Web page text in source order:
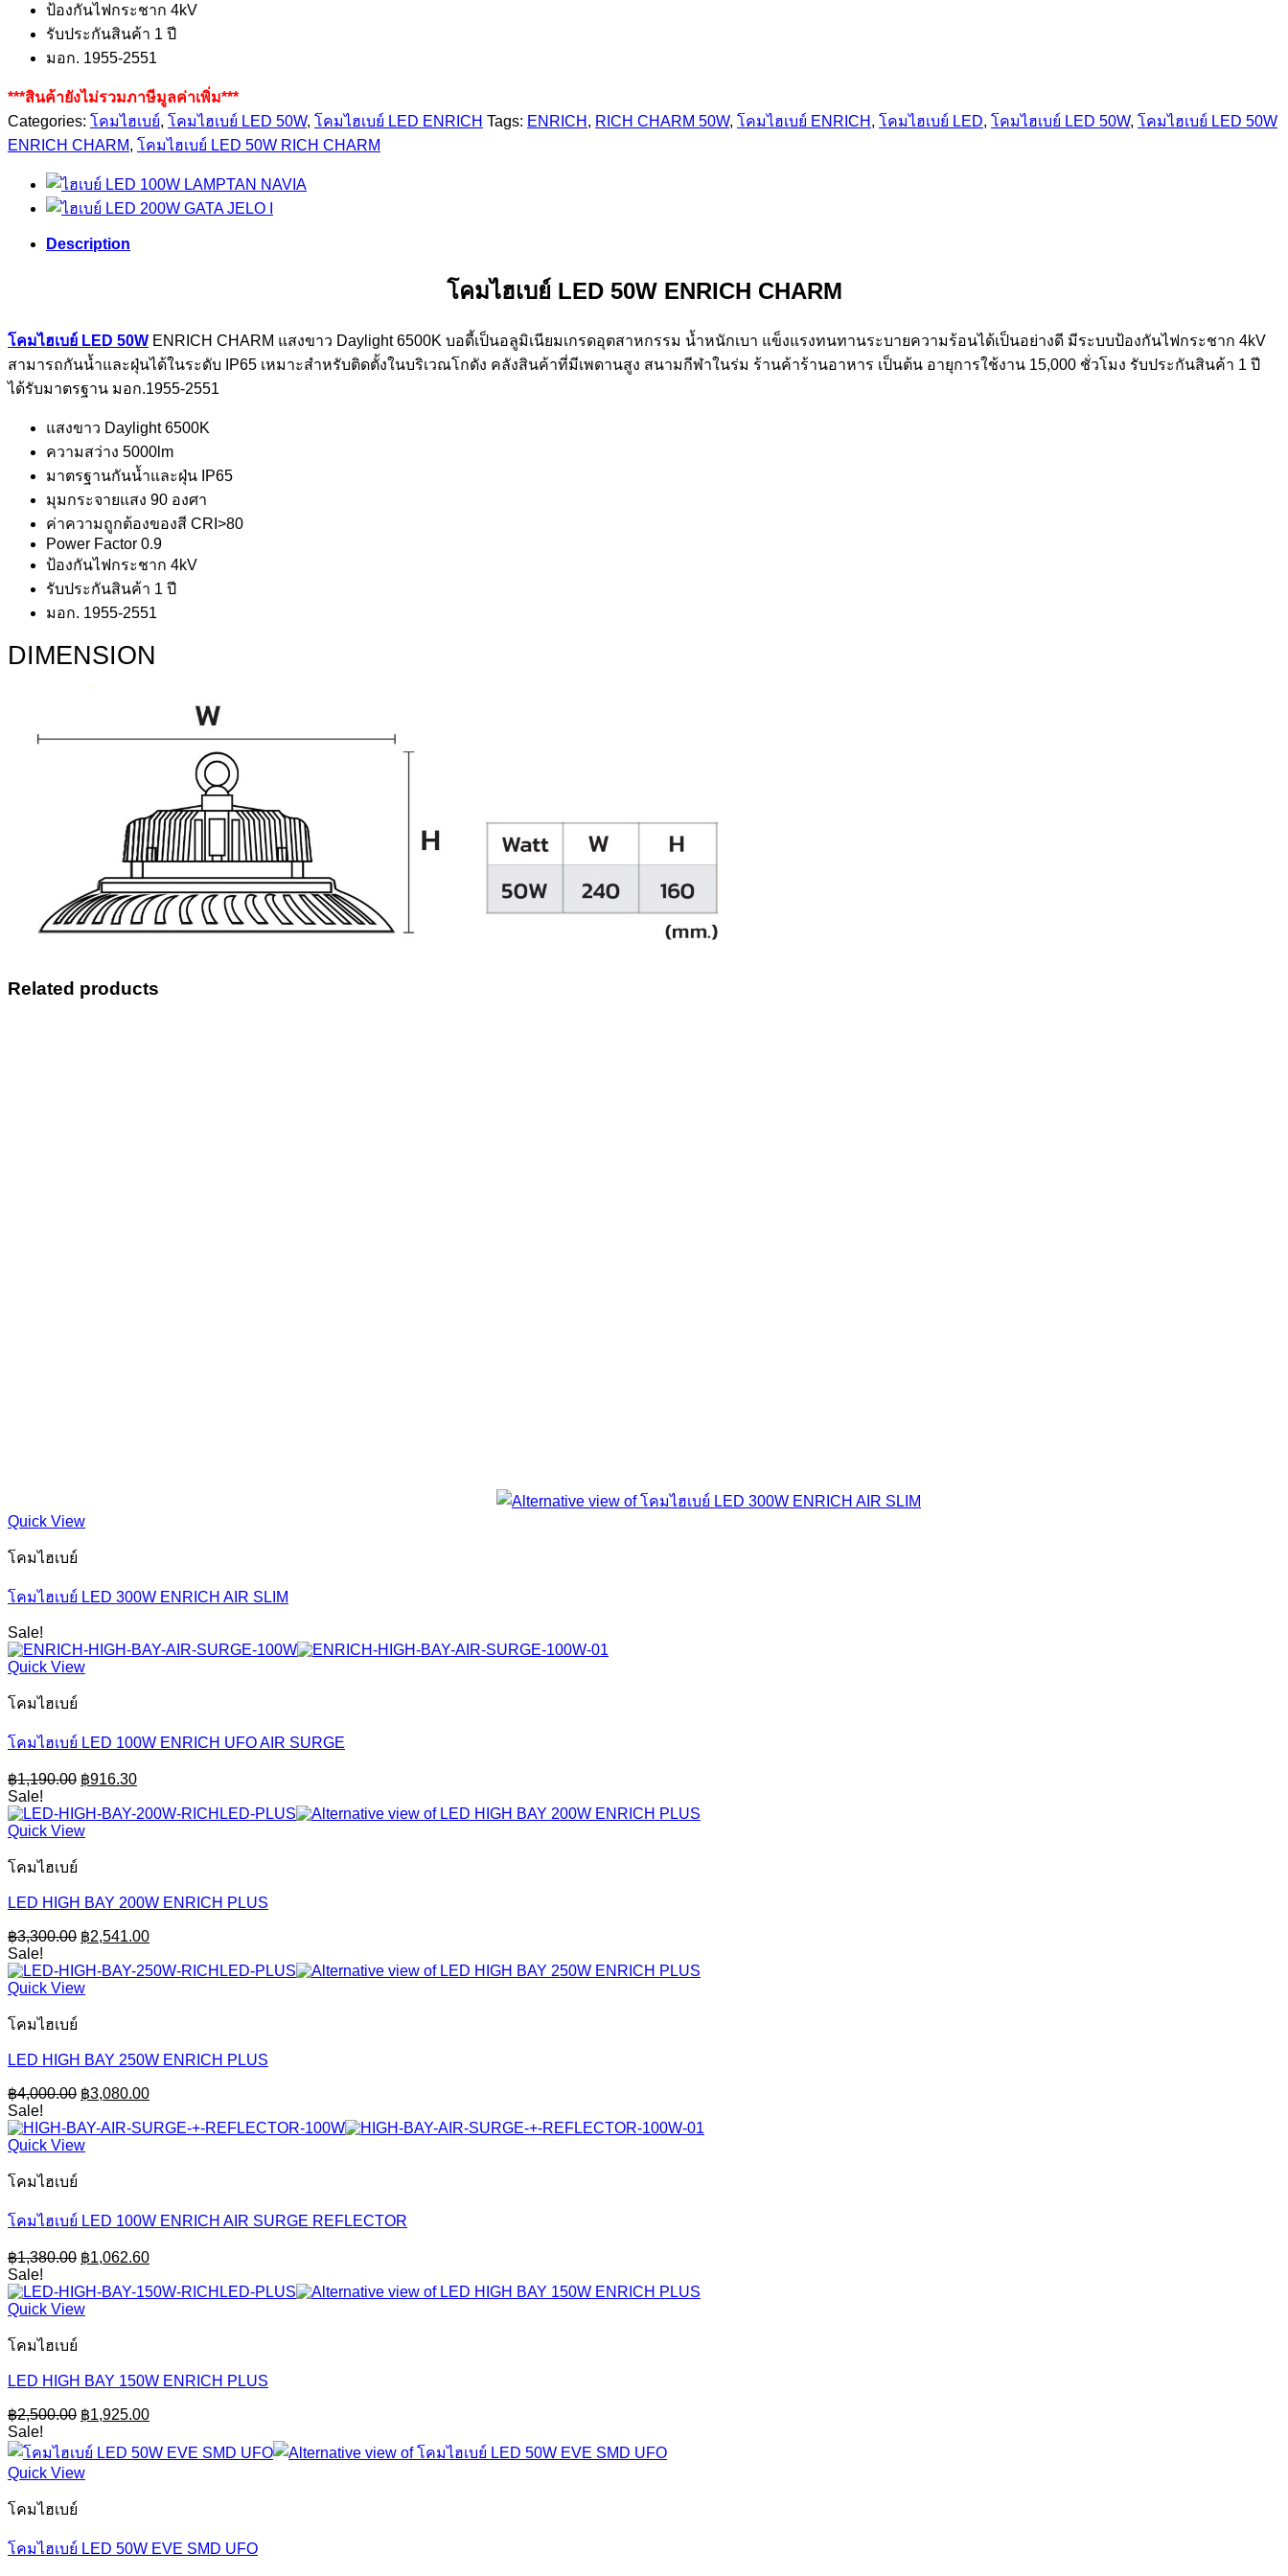
ป้องกันไฟกระชาก 4kV
รับประกันสินค้า 1 ปี
มอก. 1955-2551
***สินค้ายังไม่รวมภาษีมูลค่าเพิ่ม***
Categories: โคมไฮเบย์, โคมไฮเบย์ LED 50W, โคมไฮเบย์ LED ENRICH Tags: ENRICH , RICH CHARM 50W, โคมไฮเบย์ ENRICH , โคมไฮเบย์ LED, โคมไฮเบย์ LED 50W, โคมไฮเบย์ LED 50W
ENRICH CHARM, โคมไฮเบย์ LED 50W RICH CHARM
Description
โคมไฮเบย์ LED 50W ENRICH CHARM
โคมไฮเบย์ LED 50W ENRICH CHARM แสงขาว Daylight 6500K บอดี้เป็นอลูมิเนียมเกรดอุตสาหกรรม น้ำหนักเบา แข็งแรงทนทานระบายความร้อนได้เป็นอย่างดี มีระบบป้องกันไฟกระชาก 4kV
สามารถกันน้ำและฝุ่นได้ในระดับ IP65 เหมาะสำหรับติดตั้งในบริเวณโกดัง คลังสินค้าที่มีเพดานสูง สนามกีฬาในร่ม ร้านค้าร้านอาหาร เป็นต้น อายุการใช้งาน 15,000 ชั่วโมง รับประกันสินค้า 1 ปี
ได้รับมาตรฐาน มอก.1955-2551
แสงขาว Daylight 6500K
ความสว่าง 5000lm
มาตรฐานกันน้ำและฝุ่น IP65
มุมกระจายแสง 90 องศา
ค่าความถูกต้องของสี CRI>80
Power Factor 0.9
ป้องกันไฟกระชาก 4kV
รับประกันสินค้า 1 ปี
มอก. 1955-2551
DIMENSION
Related products
Quick View
โคมไฮเบย์
โคมไฮเบย์ LED 300W ENRICH AIR SLIM
Sale!
Quick View
โคมไฮเบย์
โคมไฮเบย์ LED 100W ENRICH UFO AIR SURGE
฿1,190.00 Original
was:
฿1,190.00.
฿916.30Current
is:
Sale!
Quick View
โคมไฮเบย์
LED HIGH BAY 200W ENRICH PLUS
฿3,300.00 Original
was:
฿3,300.00.
฿2,541.00Current
is:
Sale!
Quick View
โคมไฮเบย์
LED HIGH BAY 250W ENRICH PLUS
฿4,000.00 Original
was:
฿4,000.00.
฿3,080.00Current
is:
Sale!
Quick View
โคมไฮเบย์
โคมไฮเบย์ LED 100W ENRICH AIR SURGE REFLECTOR
฿1,380.00 Original
was:
฿1,380.00.
฿1,062.60Current
is:
Sale!
Quick View
โคมไฮเบย์
LED HIGH BAY 150W ENRICH PLUS
฿2,500.00 Original
was:
฿2,500.00.
฿1,925.00Current
is:
฿1,925.00.
Sale!
Quick View
โคมไฮเบย์
โคมไฮเบย์ LED 50W EVE SMD UFO